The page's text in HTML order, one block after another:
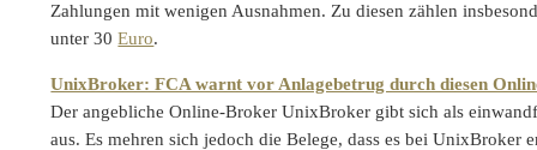
Zahlungen mit wenigen Ausnahmen. Zu diesen zählen
unter 30Euro.
UnixBroker: FCA warnt vor Anlagebetrug durch diesen
Der angebliche Online-Broker UnixBroker gibt sich als
aus. Es mehren sich jedoch die Belege, dass es bei